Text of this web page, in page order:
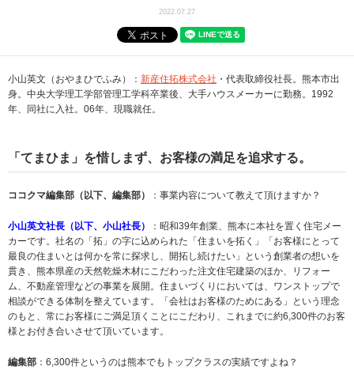
2022.07.27
小山英文（おやまひでふみ）： 新産住拓株式会社 ・代表取締役社長。熊本市出
身。中央大学理工学部管理工学科卒業後、大手ハウスメーカーに勤務。1992
年、同社に入社。06年、現職就任。
「てまひま」を惜しまず、お客様の満足を追求する。
ココクマ編集部（以下、編集部） ：事業内容について教えて頂けますか？
小山英文社長（以下、小山社長）
：昭和39年創業、熊本に本社を置く住宅メー
カーです。社名の「拓」の字に込められた「住まいを拓く」「お客様にとって
最良の住まいとは何かを常に探求し、開拓し続けたい」という創業者の想いを
貫き、熊本県産の天然乾燥木材にこだわった注文住宅建築のほか、リフォー
ム、不動産管理などの事業を展開。住まいづくりにおいては、ワンストップで
相談ができる体制を整えています。「会社はお客様のためにある」という理念
のもと、常にお客様にご満足頂くことにこだわり、これまでに約6,300件のお客
様とお付き合いさせて頂いています。
編集部 ：6,300件というのは熊本でもトップクラスの実績ですよね？